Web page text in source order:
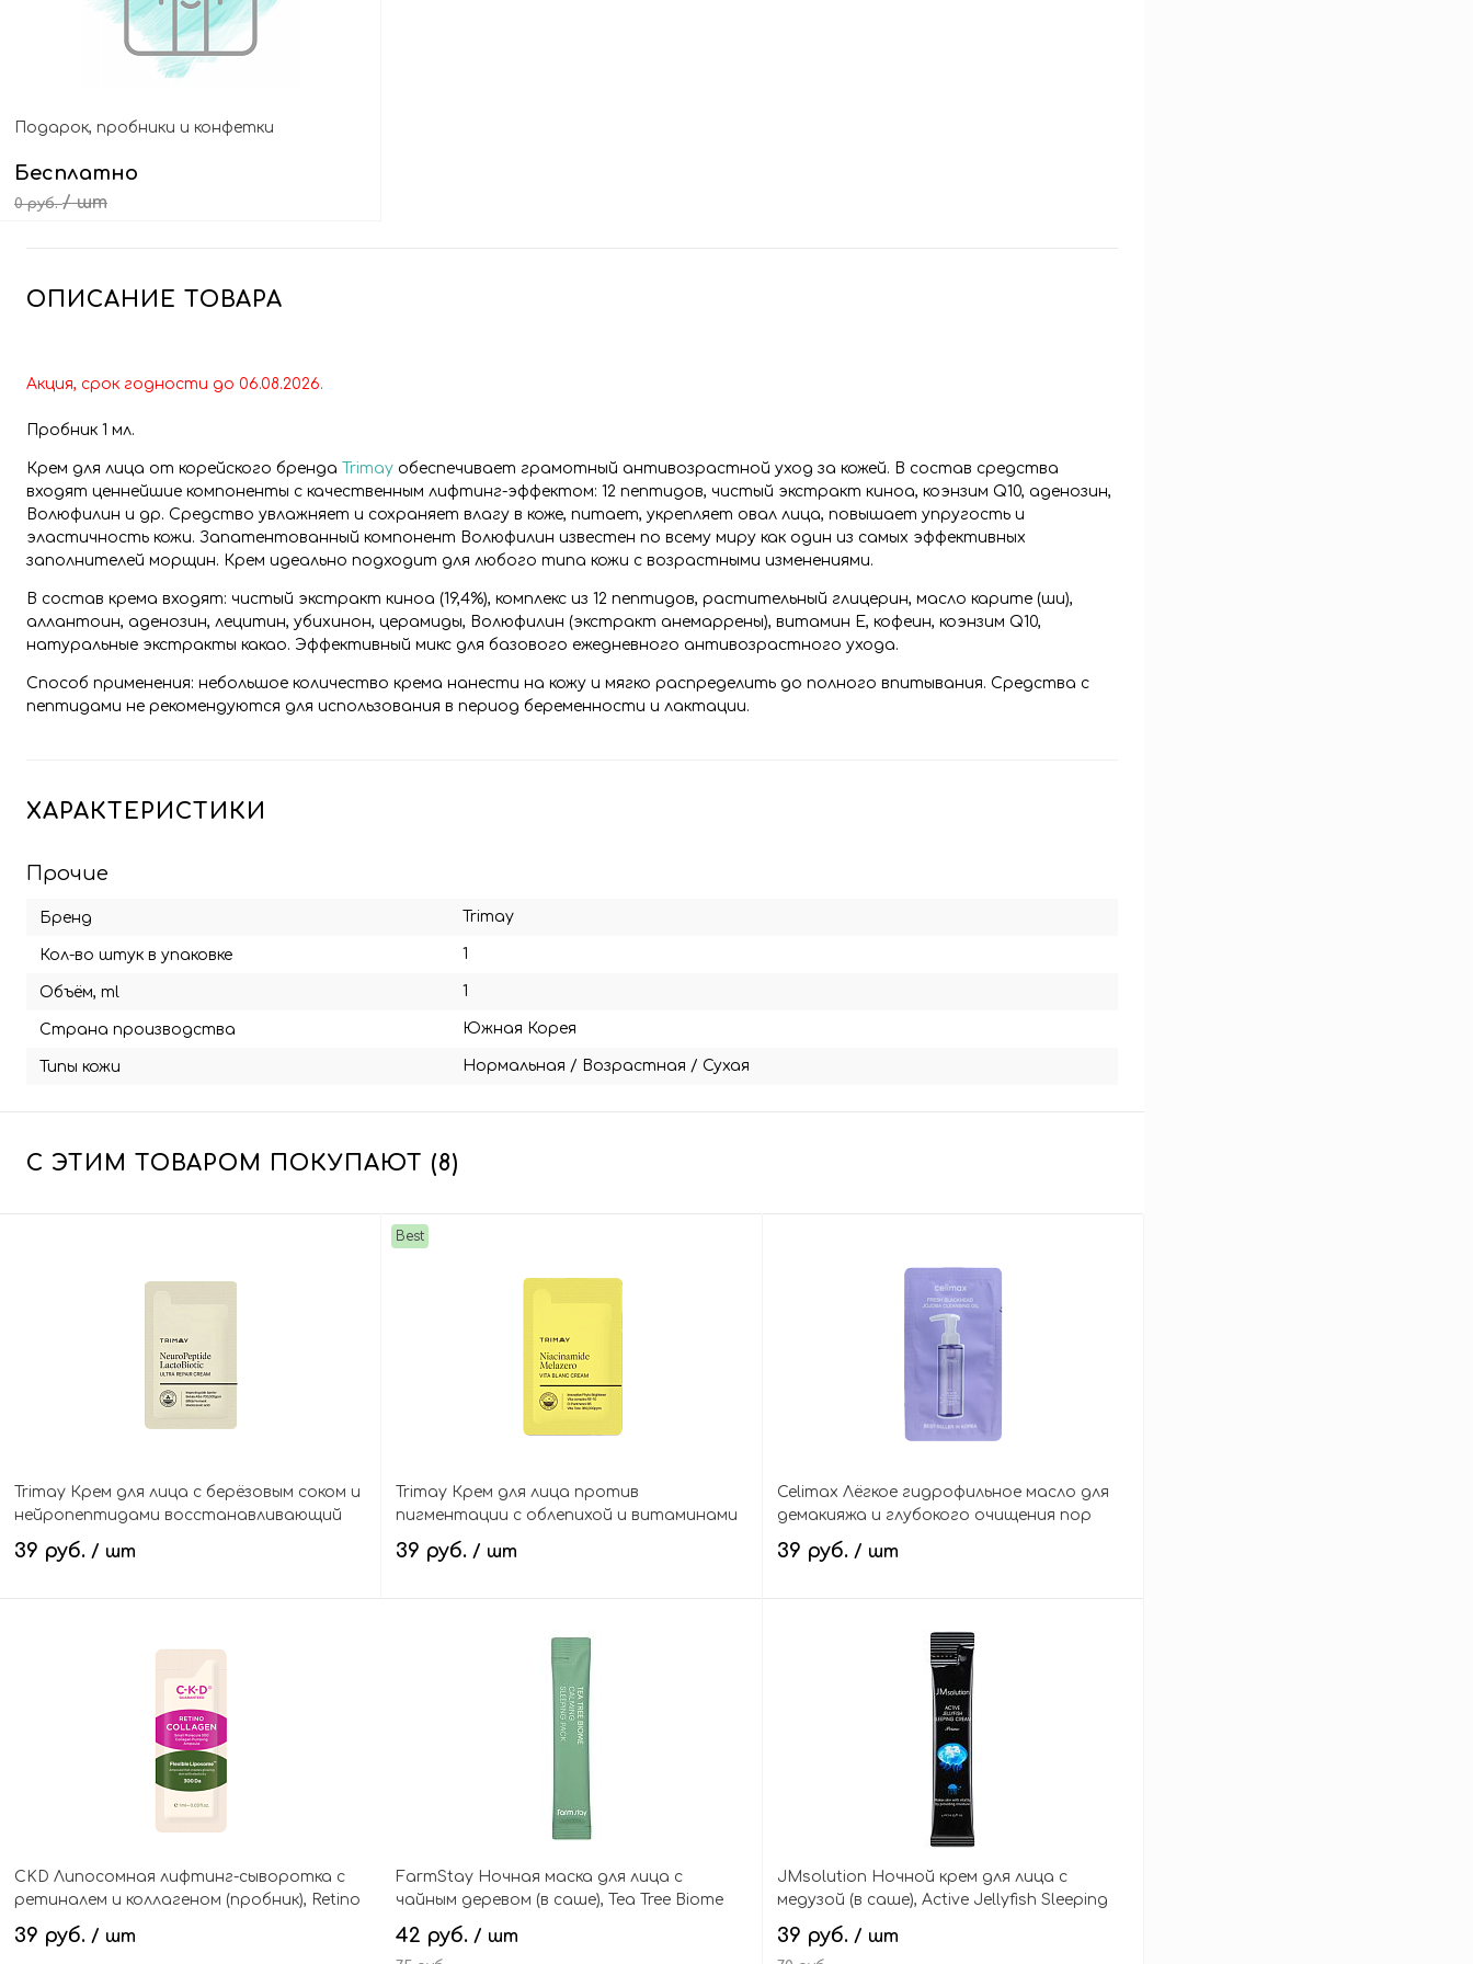
Подарок, пробники и конфетки
Бесплатно
0 руб./ шт
ОПИСАНИЕ ТОВАРА
Акция, срок годности до 06.08.2026.
Пробник 1 мл.
Крем для лица от корейского бренда Trimay обеспечивает грамотный антивозрастной уход за кожей. В состав средства
входят ценнейшие компоненты с качественным лифтинг-эффектом: 12 пептидов, чистый экстракт киноа, коэнзим Q10, аденозин,
Волюфилин и др. Средство увлажняет и сохраняет влагу в коже, питает, укрепляет овал лица, повышает упругость и
эластичность кожи. Запатентованный компонент Волюфилин известен по всему миру как один из самых эффективных
заполнителей морщин. Крем идеально подходит для любого типа кожи с возрастными изменениями.
В состав крема входят: чистый экстракт киноа (19,4%), комплекс из 12 пептидов, растительный глицерин, масло карите (ши),
аллантоин, аденозин, лецитин, убихинон, церамиды, Волюфилин (экстракт анемаррены), витамин Е, кофеин, коэнзим Q10,
натуральные экстракты какао. Эффективный микс для базового ежедневного антивозрастного ухода.
Способ применения: небольшое количество крема нанести на кожу и мягко распределить до полного впитывания. Средства с
пептидами не рекомендуются для использования в период беременности и лактации.
ХАРАКТЕРИСТИКИ
Прочие
Бренд Trimay
Кол-во штук в упаковке 1
Объём, ml 1
Страна производства Южная Корея
Типы кожи Нормальная / Возрастная / Сухая
С ЭТИМ ТОВАРОМ ПОКУПАЮТ (8)
Trimay Крем для лица с берёзовым соком и
нейропептидами восстанавливающий
(пробник), NeuroPeptide LactoBiotic Ultra
Repair Cream Tester
39 руб. / шт
Best
Trimay Крем для лица против
пигментации с облепихой и витаминами
(пробник), Niacinamide Melazero Vita Blanc
Cream Tester
39 руб. / шт
В корзину
Celimax Лёгкое гидрофильное масло для
демакияжа и глубокого очищения пор
(пробник), Derma Nature Fresh Blackhead
Jojoba Cleansing Oil Tester
39 руб. / шт
В корзину
CKD Липосомная лифтинг-сыворотка с
ретиналем и коллагеном (пробник), Retino
Collagen Small Molecule 300 Pumping
Ampoule Tester
39 руб. / шт
FarmStay Ночная маска для лица с
чайным деревом (в саше), Tea Tree Biome
Calming Sleeping Pack
42 руб. / шт
JMsolution Ночной крем для лица с
медузой (в саше), Active Jellyfish Sleeping
Cream Prime
39 руб. / шт